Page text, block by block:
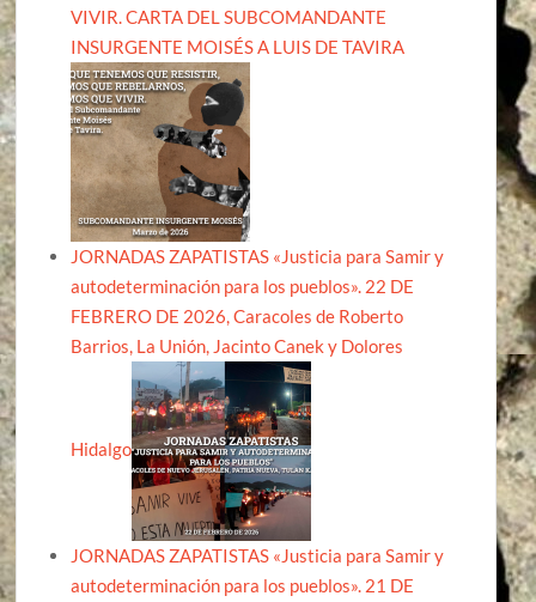
VIVIR. CARTA DEL SUBCOMANDANTE
INSURGENTE MOISÉS A LUIS DE TAVIRA
JORNADAS ZAPATISTAS «Justicia para Samir y
autodeterminación para los pueblos». 22 DE
FEBRERO DE 2026, Caracoles de Roberto
Barrios, La Unión, Jacinto Canek y Dolores
Hidalgo
JORNADAS ZAPATISTAS «Justicia para Samir y
autodeterminación para los pueblos». 21 DE